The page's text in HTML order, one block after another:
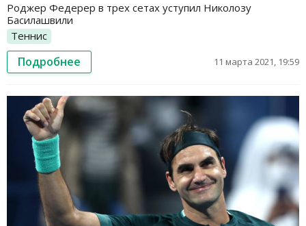
Роджер Федерер в трех сетах уступил Николозу
Басилашвили
Теннис
Подробнее 11 марта 2021, 19:59